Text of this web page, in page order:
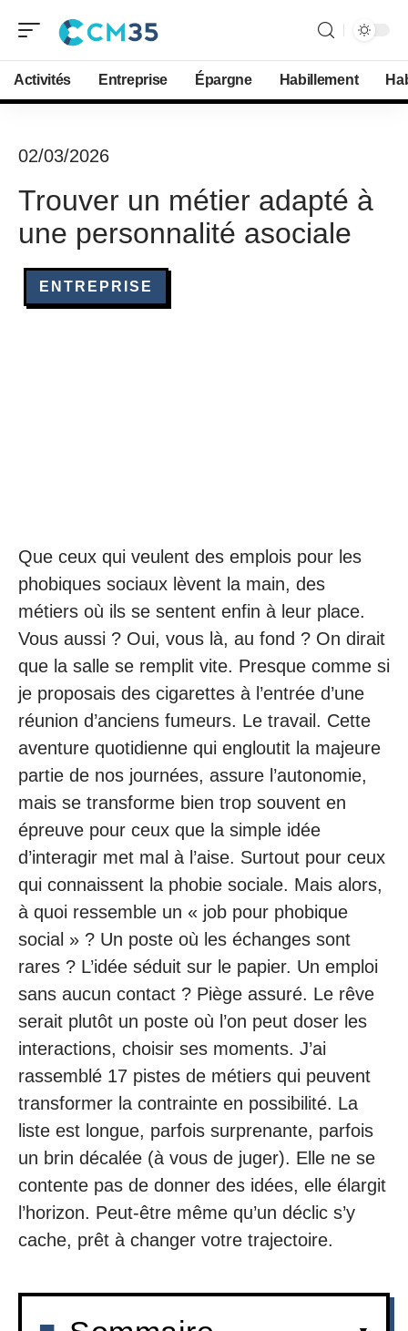
Activités Entreprise Épargne Habillement
02/03/2026
Trouver un métier adapté à
une personnalité asociale
ENTREPRISE
Que ceux qui veulent des emplois pour les
phobiques sociaux lèvent la main, des
métiers où ils se sentent enfin à leur place.
Vous aussi ? Oui, vous là, au fond ? On dirait
que la salle se remplit vite. Presque comme si
je proposais des cigarettes à l’entrée d’une
réunion d’anciens fumeurs. Le travail. Cette
aventure quotidienne qui engloutit la majeure
partie de nos journées, assure l’autonomie,
mais se transforme bien trop souvent en
épreuve pour ceux que la simple idée
d’interagir met mal à l’aise. Surtout pour ceux
qui connaissent la phobie sociale. Mais alors,
à quoi ressemble un « job pour phobique
social » ? Un poste où les échanges sont
rares ? L’idée séduit sur le papier. Un emploi
sans aucun contact ? Piège assuré. Le rêve
serait plutôt un poste où l’on peut doser les
interactions, choisir ses moments. J’ai
rassemblé 17 pistes de métiers qui peuvent
transformer la contrainte en possibilité. La
liste est longue, parfois surprenante, parfois
un brin décalée (à vous de juger). Elle ne se
contente pas de donner des idées, elle élargit
l’horizon. Peut-être même qu’un déclic s’y
cache, prêt à changer votre trajectoire.